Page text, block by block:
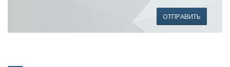
ОТПРАВИТЬ